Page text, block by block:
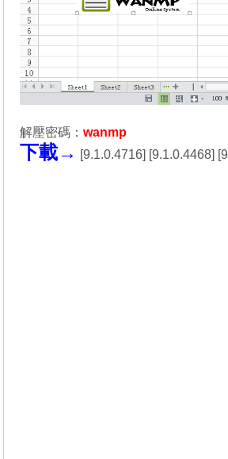
解壓密碼：wanmp
下載→ [9.1.0.4716] [9.1.0.4468] [